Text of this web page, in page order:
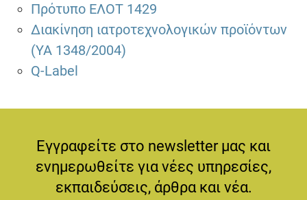
Πρότυπο ΕΛΟΤ 1429
Διακίνηση ιατροτεχνολογικών προϊόντων
(ΥΑ 1348/2004)
Q-Label
Εγγραφείτε στο newsletter μας και
ενημερωθείτε για νέες υπηρεσίες,
εκπαιδεύσεις, άρθρα και νέα.